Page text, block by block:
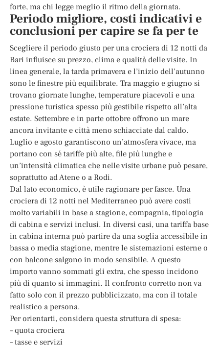
forte, ma chi legge meglio il ritmo della giornata.
Periodo migliore, costi indicativi e
conclusioni per capire se fa per te
Scegliere il periodo giusto per una crociera di 12 notti da
Bari influisce su prezzo, clima e qualità delle visite. In
linea generale, la tarda primavera e l’inizio dell’autunno
sono le finestre più equilibrate. Tra maggio e giugno si
trovano giornate lunghe, temperature piacevoli e una
pressione turistica spesso più gestibile rispetto all’alta
estate. Settembre e in parte ottobre offrono un mare
ancora invitante e città meno schiacciate dal caldo.
Luglio e agosto garantiscono un’atmosfera vivace, ma
portano con sé tariffe più alte, file più lunghe e
un’intensità climatica che nelle visite urbane può pesare,
soprattutto ad Atene o a Rodi.
Dal lato economico, è utile ragionare per fasce. Una
crociera di 12 notti nel Mediterraneo può avere costi
molto variabili in base a stagione, compagnia, tipologia
di cabina e servizi inclusi. In diversi casi, una tariffa base
in cabina interna può partire da una soglia accessibile in
bassa o media stagione, mentre le sistemazioni esterne o
con balcone salgono in modo sensibile. A questo
importo vanno sommati gli extra, che spesso incidono
più di quanto si immagini. Il confronto corretto non va
fatto solo con il prezzo pubblicizzato, ma con il totale
realistico a persona.
Per orientarti, considera questa struttura di spesa:
– quota crociera
– tasse e servizi